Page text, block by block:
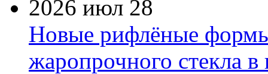
2026 июл 28
Новые рифлёные формы
жаропрочного стекла